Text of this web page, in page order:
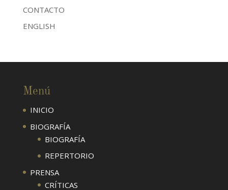
CONTACTO
ENGLISH
Menú
INICIO
BIOGRAFÍA
BIOGRAFÍA
REPERTORIO
PRENSA
CRÍTICAS